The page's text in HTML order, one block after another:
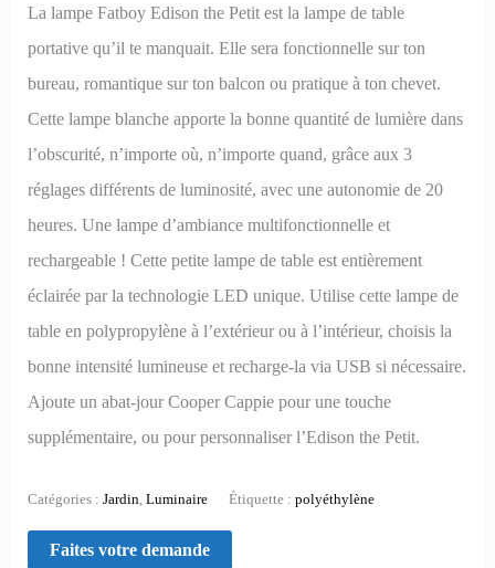
La lampe Fatboy Edison the Petit est la lampe de table
portative qu’il te manquait. Elle sera fonctionnelle sur ton
bureau, romantique sur ton balcon ou pratique à ton chevet.
Cette lampe blanche apporte la bonne quantité de lumière dans
l’obscurité, n’importe où, n’importe quand, grâce aux 3
réglages différents de luminosité, avec une autonomie de 20
heures. Une lampe d’ambiance multifonctionnelle et
rechargeable ! Cette petite lampe de table est entièrement
éclairée par la technologie LED unique. Utilise cette lampe de
table en polypropylène à l’extérieur ou à l’intérieur, choisis la
bonne intensité lumineuse et recharge-la via USB si nécessaire.
Ajoute un abat-jour Cooper Cappie pour une touche
supplémentaire, ou pour personnaliser l’Edison the Petit.
Catégories :Jardin,Luminaire Étiquette :polyéthylène